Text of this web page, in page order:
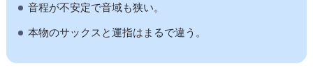
音程が不安定で音域も狭い。
本物のサックスと運指はまるで違う。